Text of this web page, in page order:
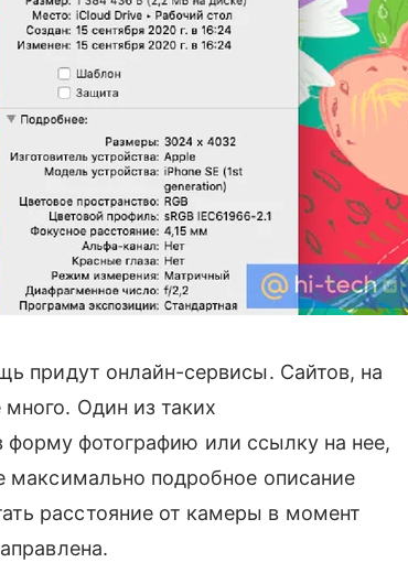
придут онлайн-сервисы. Сайтов, на
Один из таких
фотографию или ссылку на нее,
максимально подробное описание
расстояние от камеры в момент